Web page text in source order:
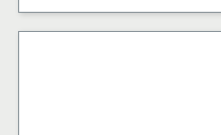
White
0.7